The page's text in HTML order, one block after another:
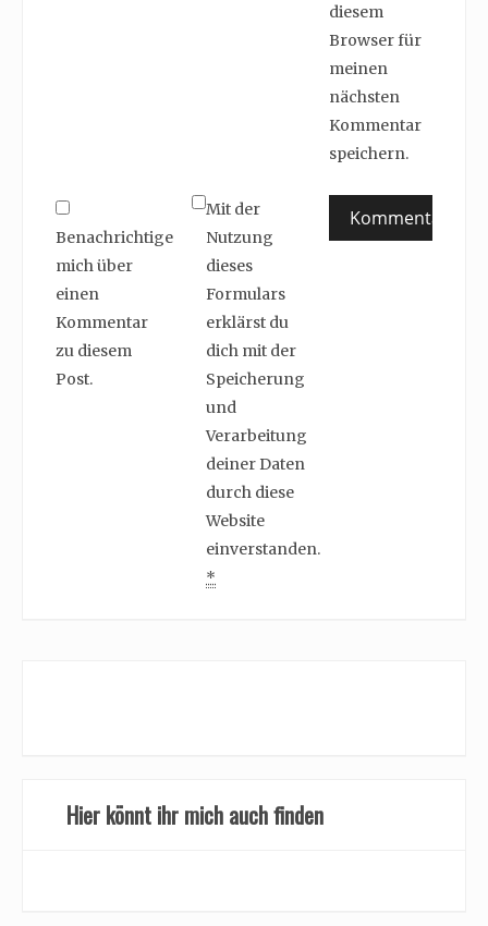
diesem
Browser für
meinen
nächsten
Kommentar
speichern.
Benachrichtige
mich über
einen
Kommentar
zu diesem
Post.
Mit der
Nutzung
dieses
Formulars
erklärst du
dich mit der
Speicherung
und
Verarbeitung
deiner Daten
durch diese
Website
einverstanden.
*
Hier könnt ihr mich auch finden